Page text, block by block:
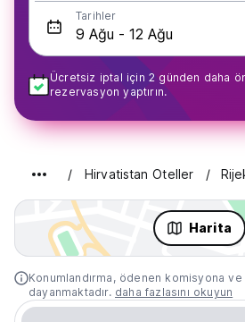
Tarihler
Ücretsiz iptal için 2 günden daha
rezervasyon yaptırın.
Hirvatistan Oteller
Harita
Konumlandırma, ödenen komisyona
dayanmaktadır. daha fazlasını okuyun